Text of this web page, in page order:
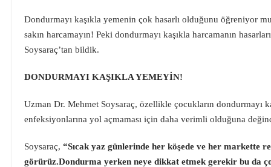
Dondurmayı kaşıkla yemenin çok hasarlı olduğunu öğreniyor
sakın harcamayın! Peki dondurmayı kaşıkla harcamanın
Soysaraç’tan bildik.
DONDURMAYI KAŞIKLA YEMEYİN!
Uzman Dr. Mehmet Soysaraç, özellikle çocukların dondurmayı
enfeksiyonlarına yol açmaması için daha verimli olduğuna
Soysaraç, “Sıcak yaz günlerinde her köşede ve her markette
görürüz.Dondurma yerken neye dikkat etmek gerekir bu da